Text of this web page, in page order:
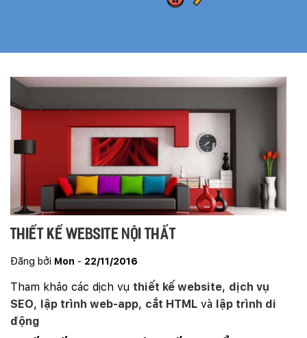
Thiết kế website nội thất
Đăng bởi Mon - 22/11/2016
Tham khảo các dịch vụ thiết kế website, dịch vụ
SEO, lập trình web-app, cắt HTML và lập trình di
động